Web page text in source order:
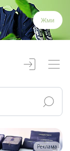
Жми
Реклама